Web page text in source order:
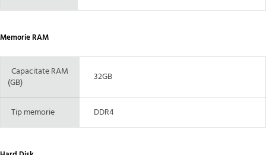
Memorie RAM
Capacitate RAM
(GB)
32GB
Tip memorie DDR4